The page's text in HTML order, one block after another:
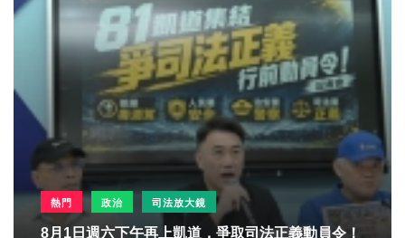
熱門 政治 司法放大鏡
8月1日週六下午再上凱道，爭取司法正義動員令！